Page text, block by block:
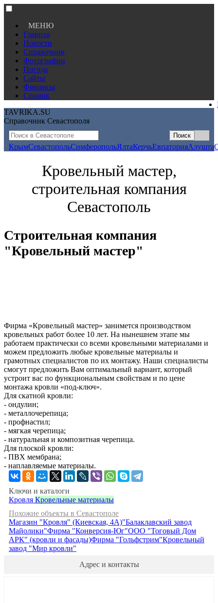
МЕНЮ
Главная
Новости
Справочник
Фотографии
Погода
Сайты
Финансы
Сонник
TAVRIKA.SU
Справочник Севастополя
КрымСевастопольСимферопольЯлтаКерчьЕвпаторияАлушта
Кровельный мастер,
строительная компания
Севастополь
Строительная компания
"Кровельный мастер"
Фирма «Кровельный мастер» занимется производством
кровельных работ более 10 лет. На нынешнем этапе мы
работаем практически со всеми кровельными материалами и
можем предложить любые кровельные материалы и
грамотных специалистов по их монтажу. Наши специалисты
смогут предложить Вам оптимальный вариант, который
устроит вас по функциональным свойствам и по цене
монтажа кровли «под-ключ».
Для скатной кровли:
- ондулин;
- металлочерепица;
- профнастил;
- мягкая черепица;
- натуральная и композитная черепица.
Для плоской кровли:
- ПВХ мембрана;
- наплавляемые материалы.
Ключи и каталоги
Кровля Кровельные материалы
Похожие объекты в Севастополе
Магазин "Кровля" (Киевская, 4А)"Балаклавский завод
Майолики"Фирма "Конверсия-Юг"ООО "Тоговый Дом
АРК" (кровли и фасады)Фирма "Гольфстрим"Кровельный
завод "Мир кровли"
Адрес и контакты